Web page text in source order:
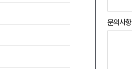
문의사항